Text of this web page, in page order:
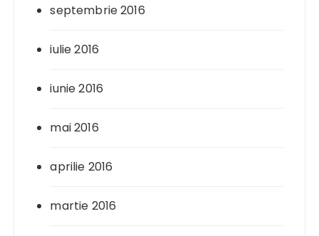
septembrie 2016
iulie 2016
iunie 2016
mai 2016
aprilie 2016
martie 2016